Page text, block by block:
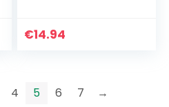
Kleurpigment DIY-
€14.94
4 5 6 7 →